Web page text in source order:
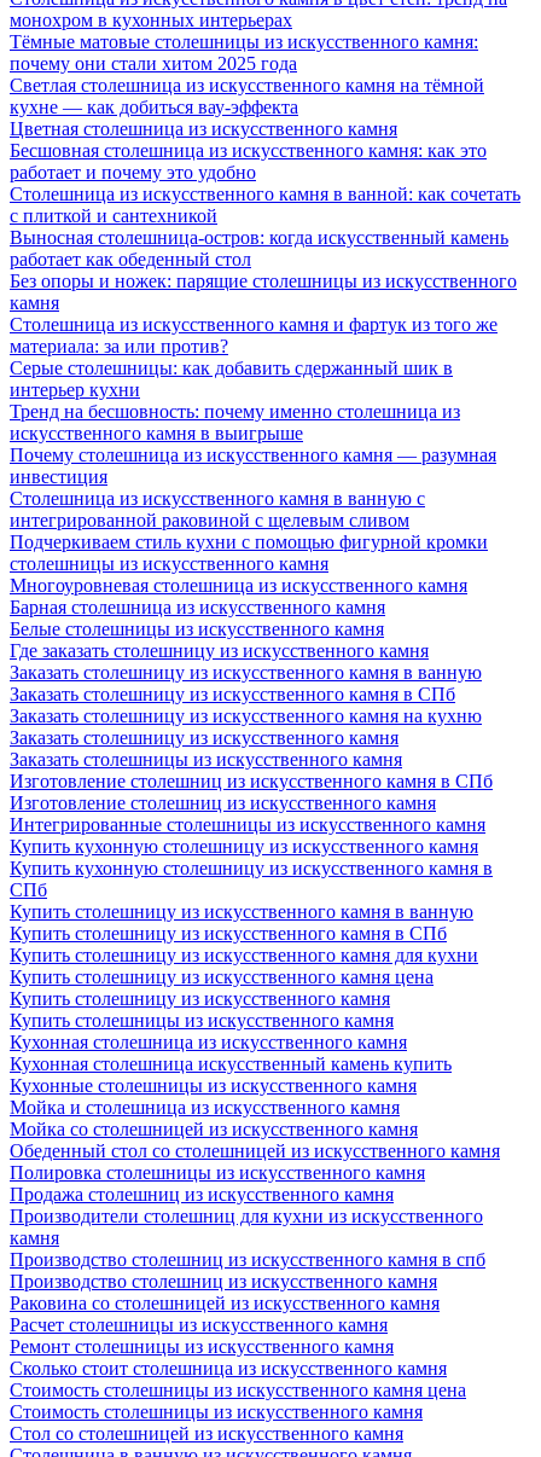
монохром в кухонных интерьерах
Тёмные матовые столешницы из искусственного камня:
почему они стали хитом 2025 года
Светлая столешница из искусственного камня на тёмной
кухне — как добиться вау-эффекта
Цветная столешница из искусственного камня
Бесшовная столешница из искусственного камня: как это
работает и почему это удобно
Столешница из искусственного камня в ванной: как сочетать
с плиткой и сантехникой
Выносная столешница-остров: когда искусственный камень
работает как обеденный стол
Без опоры и ножек: парящие столешницы из искусственного
камня
Столешница из искусственного камня и фартук из того же
материала: за или против?
Серые столешницы: как добавить сдержанный шик в
интерьер кухни
Тренд на бесшовность: почему именно столешница из
искусственного камня в выигрыше
Почему столешница из искусственного камня — разумная
инвестиция
Столешница из искусственного камня в ванную с
интегрированной раковиной с щелевым сливом
Подчеркиваем стиль кухни с помощью фигурной кромки
столешницы из искусственного камня
Многоуровневая столешница из искусственного камня
Барная столешница из искусственного камня
Белые столешницы из искусственного камня
Где заказать столешницу из искусственного камня
Заказать столешницу из искусственного камня в ванную
Заказать столешницу из искусственного камня в СПб
Заказать столешницу из искусственного камня на кухню
Заказать столешницу из искусственного камня
Заказать столешницы из искусственного камня
Изготовление столешниц из искусственного камня в СПб
Изготовление столешниц из искусственного камня
Интегрированные столешницы из искусственного камня
Купить кухонную столешницу из искусственного камня
Купить кухонную столешницу из искусственного камня в
СПб
Купить столешницу из искусственного камня в ванную
Купить столешницу из искусственного камня в СПб
Купить столешницу из искусственного камня для кухни
Купить столешницу из искусственного камня цена
Купить столешницу из искусственного камня
Купить столешницы из искусственного камня
Кухонная столешница из искусственного камня
Кухонная столешница искусственный камень купить
Кухонные столешницы из искусственного камня
Мойка и столешница из искусственного камня
Мойка со столешницей из искусственного камня
Обеденный стол со столешницей из искусственного камня
Полировка столешницы из искусственного камня
Продажа столешниц из искусственного камня
Производители столешниц для кухни из искусственного
камня
Производство столешниц из искусственного камня в спб
Производство столешниц из искусственного камня
Раковина со столешницей из искусственного камня
Расчет столешницы из искусственного камня
Ремонт столешницы из искусственного камня
Сколько стоит столешница из искусственного камня
Стоимость столешницы из искусственного камня цена
Стоимость столешницы из искусственного камня
Стол со столешницей из искусственного камня